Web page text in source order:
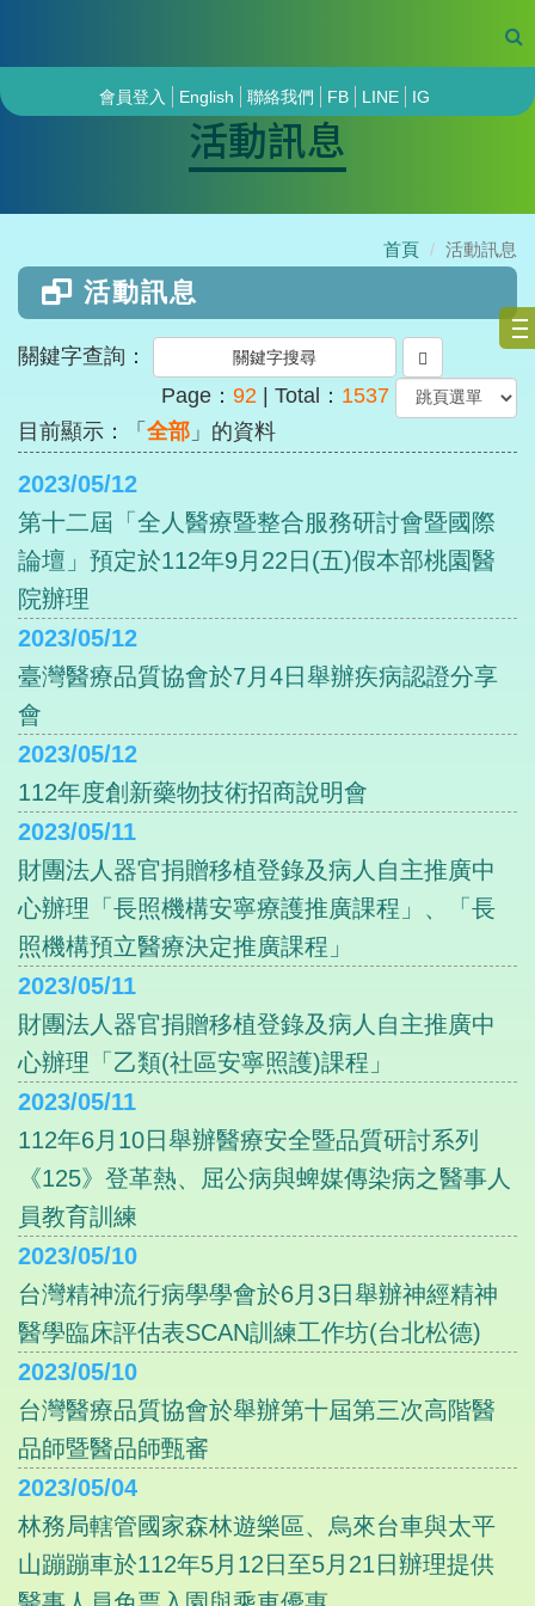
會員登入 English 聯絡我們 FB LINE IG
活動訊息
首頁 活動訊息
活動訊息
關鍵字查詢：
Page： 92 | Total： 1537
目前顯示：「 全部 」的資料
2023/05/12
第十二屆「全人醫療暨整合服務研討會暨國際
論壇」預定於112年9月22日(五)假本部桃園醫
院辦理
2023/05/12
臺灣醫療品質協會於7月4日舉辦疾病認證分享
會
2023/05/12
112年度創新藥物技術招商說明會
2023/05/11
財團法人器官捐贈移植登錄及病人自主推廣中
心辦理「長照機構安寧療護推廣課程」、「長
照機構預立醫療決定推廣課程」
2023/05/11
財團法人器官捐贈移植登錄及病人自主推廣中
心辦理「乙類(社區安寧照護)課程」
2023/05/11
112年6月10日舉辦醫療安全暨品質研討系列
《125》登革熱、屈公病與蜱媒傳染病之醫事人
員教育訓練
2023/05/10
台灣精神流行病學學會於6月3日舉辦神經精神
醫學臨床評估表SCAN訓練工作坊(台北松德)
2023/05/10
台灣醫療品質協會於舉辦第十屆第三次高階醫
品師暨醫品師甄審
2023/05/04
林務局轄管國家森林遊樂區、烏來台車與太平
山蹦蹦車於112年5月12日至5月21日辦理提供